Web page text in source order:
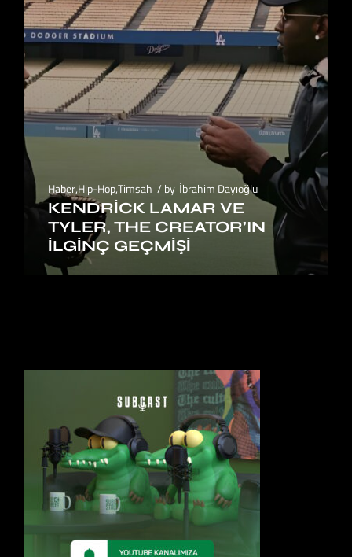
Haber,Hip-Hop,Timsah by İbrahim Dayıoğlu
KENDRICK LAMAR VE
TYLER, THE CREATOR’IN
İLGINÇ GEÇMIŞI